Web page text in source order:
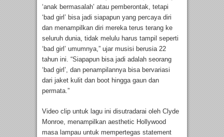
‘anak bermasalah’ atau pemberontak, tetapi
‘bad girl’ bisa jadi siapapun yang percaya diri
dan menampilkan diri mereka terus terang ke
seluruh dunia, tidak melulu harus tampil seperti
‘bad girl’ umumnya,” ujar musisi berusia 22
tahun ini. “Siapapun bisa jadi adalah seorang
‘bad girl’, dan penampilannya bisa bervariasi
dari jaket kulit dan boot hingga gaun dan
permata.”
Video clip untuk lagu ini disutradarai oleh Clyde
Monroe, menampilkan aesthetic Hollywood
masa lampau untuk mempertegas statement